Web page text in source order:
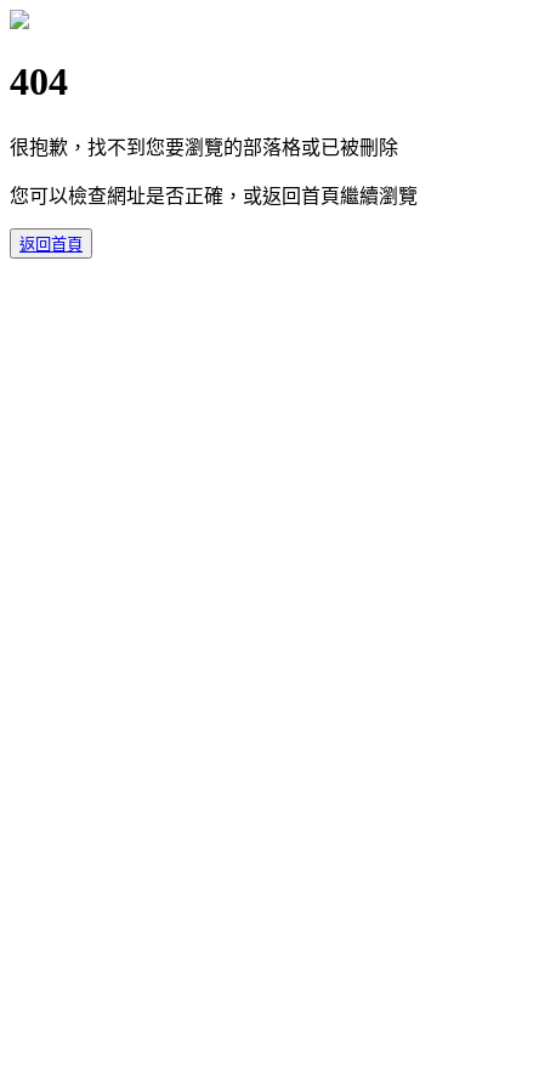
404
很抱歉，找不到您要瀏覽的部落格或已被刪除
您可以檢查網址是否正確，或返回首頁繼續瀏覽
返回首頁